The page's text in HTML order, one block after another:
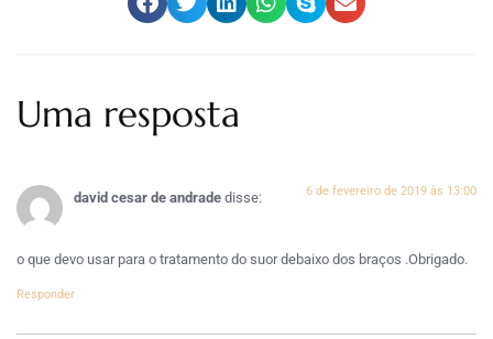
Uma resposta
david cesar de andrade disse: 6 de fevereiro de 2019 às 13:00
o que devo usar para o tratamento do suor debaixo dos braços .Obrigado.
Responder